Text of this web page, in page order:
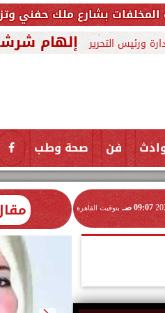
طنًا من المخلفات
ورئيس التحرير إلهام
فن صحة وطب
09:07 صـ بتوقيت القاهرة